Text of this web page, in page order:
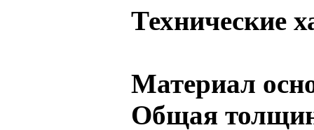
Технические
Материал
Общая